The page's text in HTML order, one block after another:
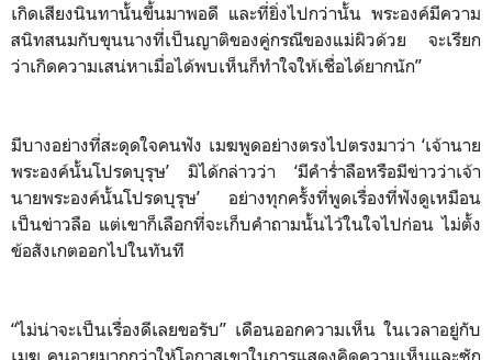
เกิดเสียงนินทานั้นขึ้นมาพอดี และที่ยิ่งไปกว่านั้น พระองค์มีความ
สนิทสนมกับขุนนางที่เป็นญาติของคู่กรณีของแม่ผิวด้วย จะเรียก
ว่าเกิดความเสน่หาเมื่อได้พบเห็นก็ทำใจให้เชื่อได้ยากนัก”
มีบางอย่างที่สะดุดใจคนฟัง เมฆพูดอย่างตรงไปตรงมาว่า ‘เจ้านาย
พระองค์นั้นโปรดบุรุษ’ มิได้กล่าวว่า ‘มีคำร่ำลือหรือมีข่าวว่าเจ้า
นายพระองค์นั้นโปรดบุรุษ’ อย่างทุกครั้งที่พูดเรื่องที่ฟังดูเหมือน
เป็นข่าวลือ แต่เขาก็เลือกที่จะเก็บคำถามนั้นไว้ในใจไปก่อน ไม่ตั้ง
ข้อสังเกตออกไปในทันที
“ไม่น่าจะเป็นเรื่องดีเลยขอรับ” เดือนออกความเห็น ในเวลาอยู่กับ
เมฆ คนอายุมากกว่าให้โอกาสเขาในการแสดงคิดความเห็นและซัก